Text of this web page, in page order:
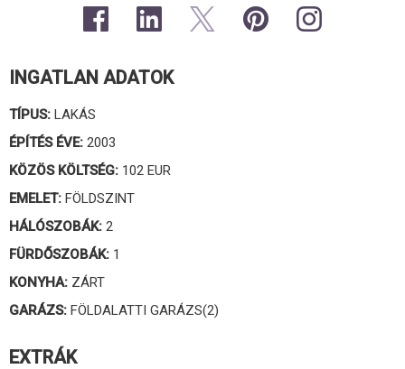
INGATLAN ADATOK
TÍPUS: LAKÁS
ÉPÍTÉS ÉVE: 2003
KÖZÖS KÖLTSÉG: 102 EUR
EMELET: FÖLDSZINT
HÁLÓSZOBÁK: 2
FÜRDŐSZOBÁK: 1
KONYHA: ZÁRT
GARÁZS: FÖLDALATTI GARÁZS(2)
EXTRÁK